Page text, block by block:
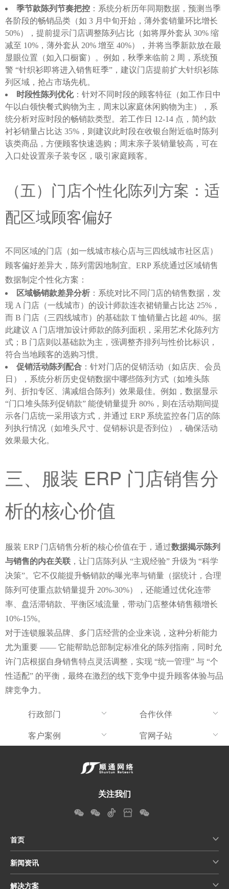
季节款陈列节奏把控 ：系统分析历年同期数据，预测当季
各阶段的畅销品类（如 3 月中旬开始，薄外套销量环比增长
50%），提前提示门店调整陈列占比（如将厚外套从 30% 缩
减至 10%，薄外套从 20% 增至 40%），并将当季新款放在最
显眼位置（如入口橱窗）。例如，秋季来临前 2 周，系统预
警 “针织衫即将进入销售旺季”，建议门店提前扩大针织衫陈
列区域，抢占市场先机。
时段性陈列优化：针对不同时段的顾客特征（如工作日中
午以白领快餐式购物为主，周末以家庭休闲购物为主），系
统分析对应时段的畅销款类型。若工作日 12-14 点，简约款
衬衫销量占比达 35%，则建议此时段在收银台附近临时陈列
该类商品，方便顾客快速选购；周末亲子装销量较高，可在
入口处设置亲子装专区，吸引家庭顾客。
（五）门店个性化陈列方案：适
配区域顾客偏好
不同区域的门店（如一线城市核心店与三四线城市社区店）
顾客偏好差异大，陈列需因地制宜。ERP 系统通过区域销售
数据制定个性化方案：
区域畅销款差异分析 ：系统对比不同门店的销售数据，发
现 A 门店（一线城市）的设计师款连衣裙销量占比达 25%，
而 B 门店（三四线城市）的基础款 T 恤销量占比超 40%。据
此建议 A 门店增加设计师款的陈列面积，采用艺术化陈列方
式；B 门店则以基础款为主，强调整齐排列与性价比标识，
符合当地顾客的选购习惯。
促销活动陈列配合 ：针对门店的促销活动（如店庆、会员
日），系统分析历史促销数据中哪些陈列方式（如堆头陈
列、折扣专区、满减组合陈列）效果最佳。例如，数据显示
“门口堆头陈列促销款” 能使销量提升 80%，则在活动期间提
示各门店统一采用该方式，并通过 ERP 系统监控各门店的陈
列执行情况（如堆头尺寸、促销标识是否到位），确保活动
效果最大化。
三、服装 ERP 门店销售分
析的核心价值
服装 ERP 门店销售分析的核心价值在于，通过数据揭示陈列
与销售的内在关联 ，让门店陈列从 “主观经验” 升级为 “科学
决策”。它不仅能提升畅销款的曝光率与销量（据统计，合理
陈列可使重点款销量提升 20%-30%），还能通过优化连带
率、盘活滞销款、平衡区域流量，带动门店整体销售额增长
10%-15%。
对于连锁服装品牌、多门店经营的企业来说，这种分析能力
尤为重要 —— 它能帮助总部制定标准化的陈列指南，同时允
许门店根据自身销售特点灵活调整，实现 “统一管理” 与 “个
性适配” 的平衡，最终在激烈的线下竞争中提升顾客体验与品
牌竞争力。
行政部门
合作伙伴
客户案例
官网子站
关注我们
首页
新闻资讯
解决方案